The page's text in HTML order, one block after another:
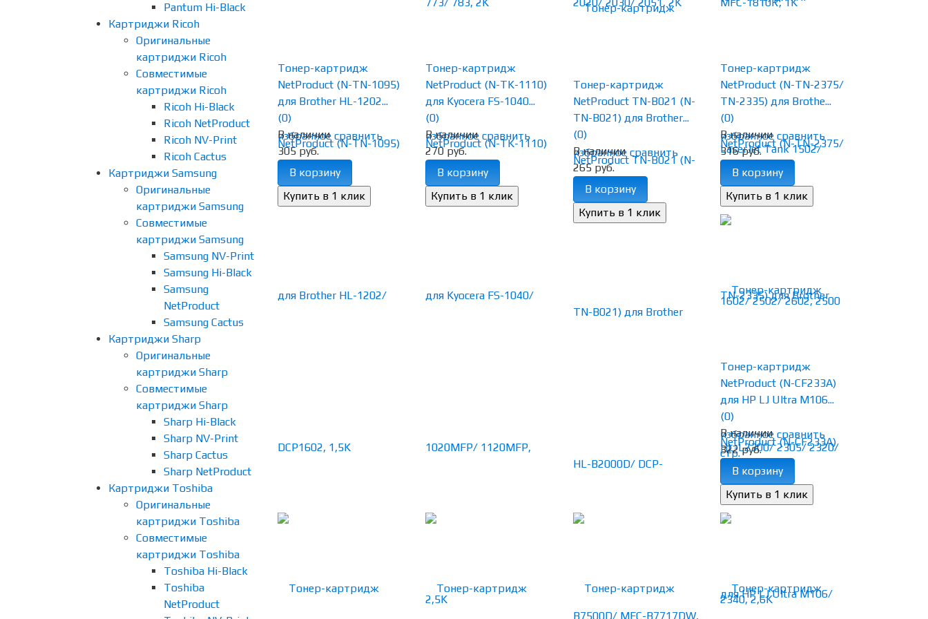
Pantum Hi-Black
Картриджи Ricoh
Оригинальные
картриджи Ricoh
Совместимые
картриджи Ricoh
Ricoh Hi-Black
Ricoh NetProduct
Ricoh NV-Print
Ricoh Cactus
Картриджи Samsung
Оригинальные
картриджи Samsung
Совместимые
картриджи Samsung
Samsung NV-Print
Samsung Hi-Black
Samsung
NetProduct
Samsung Cactus
Картриджи Sharp
Оригинальные
картриджи Sharp
Совместимые
картриджи Sharp
Sharp Hi-Black
Sharp NV-Print
Sharp Cactus
Sharp NetProduct
Картриджи Toshiba
Оригинальные
картриджи Toshiba
Совместимые
картриджи Toshiba
Toshiba Hi-Black
Toshiba
NetProduct
избранное сравнить
Тонер-картридж
NetProduct (N-TN-1095)
для Brother HL-1202...
(0)
В наличии
305 руб.
В корзину
избранное сравнить
Тонер-картридж
NetProduct (N-TK-1110)
для Kyocera FS-1040...
(0)
В наличии
270 руб.
В корзину
избранное сравнить
Тонер-картридж
NetProduct TN-B021 (N-
TN-B021) для Brother...
(0)
В наличии
265 руб.
В корзину
избранное сравнить
Тонер-картридж
NetProduct (N-TN-2375/
TN-2335) для Brothe...
(0)
В наличии
316 руб.
В корзину
избранное сравнить
Тонер-картридж
NetProduct (N-CF233A)
для HP LJ Ultra M106...
(0)
В наличии
322 руб.
В корзину